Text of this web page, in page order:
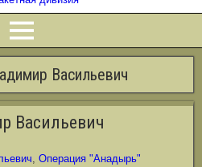
Васильевич
Васильевич
, Операция "Анадырь"